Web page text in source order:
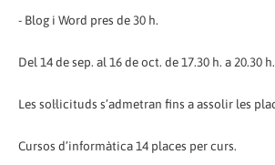
- Blog i Word pres de 30 h.
Del 14 de sep. al 16 de oct. de 17.30 h. a 20.30
Les sol·licituds s’admetran fins a assolir les
Cursos d’informàtica 14 places per curs.